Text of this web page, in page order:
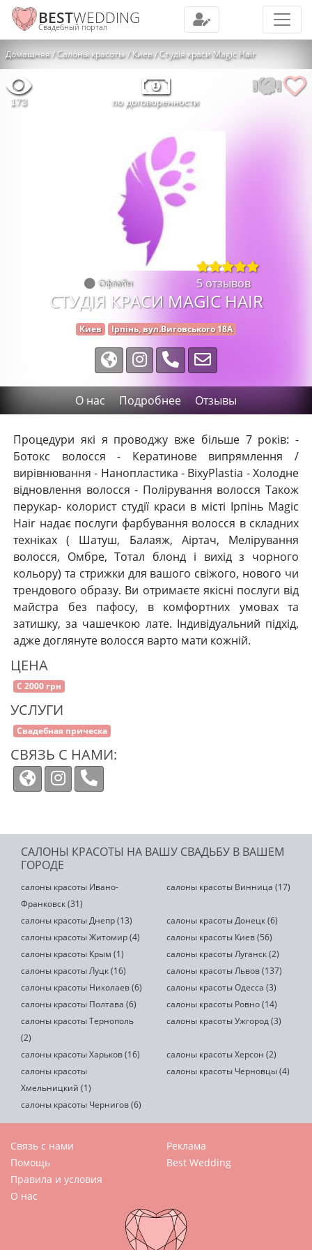
BESTWEDDING
Свадебный портал
Домашняя Салоны красоты Киев Студія краси Magic Hair
173 по договоренности
Офлайн 5 отзывов
СТУДІЯ КРАСИ MAGIC HAIR
Киев Ірпінь, вул.Виговського 18А
О нас Подробнее Отзывы
Процедури які я проводжу вже більше 7 років: -
Ботокс волосся - Кератинове випрямлення /
вирівнювання - Нанопластика - BixyPlastia - Холодне
відновлення волосся - Полірування волосся Також
перукар- колорист студії краси в місті Ірпінь Magic
Hair надає послуги фарбування волосся в складних
техніках ( Шатуш, Балаяж, Аіртач, Мелірування
волосся, Омбре, Тотал блонд і вихід з чорного
кольору) та стрижки для вашого свіжого, нового чи
трендового образу. Ви отримаєте якісні послуги від
майстра без пафосу, в комфортних умовах та
затишку, за чашечкою лате. Індивідуальний підхід,
адже доглянуте волосся варто мати кожній.
ЦЕНА
С 2000 грн
УСЛУГИ
Свадебная прическа
СВЯЗЬ С НАМИ:
САЛОНЫ КРАСОТЫ НА ВАШУ СВАДЬБУ В ВАШЕМ
ГОРОДЕ
салоны красоты Ивано-
Франковск (31)
салоны красоты Винница (17)
салоны красоты Днепр (13)
салоны красоты Донецк (6)
салоны красоты Житомир (4)
салоны красоты Киев (56)
салоны красоты Крым (1)
салоны красоты Луганск (2)
салоны красоты Луцк (16)
салоны красоты Львов (137)
салоны красоты Николаев (6)
салоны красоты Одесса (3)
салоны красоты Полтава (6)
салоны красоты Ровно (14)
салоны красоты Тернополь
(2)
салоны красоты Ужгород (3)
салоны красоты Харьков (16)
салоны красоты Херсон (2)
салоны красоты
Хмельницкий (1)
салоны красоты Черновцы (4)
салоны красоты Чернигов (6)
Связь с нами
Помощь
Правила и условия
О нас
Реклама
Best Wedding